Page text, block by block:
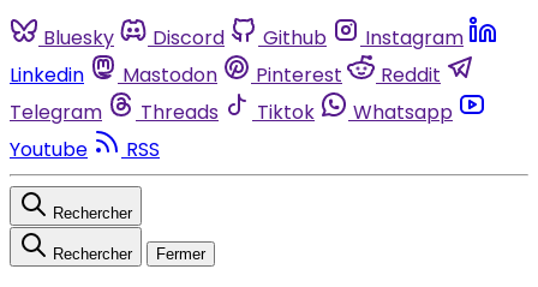
Bluesky Discord Github
Instagram
Linkedin
Mastodon Pinterest
Reddit
Telegram
Threads Tiktok
Whatsapp
Youtube
RSS
Rechercher
Rechercher Fermer